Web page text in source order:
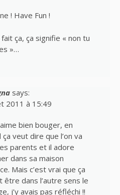
! Have Fun !
ça, ça signifie « non tu
»…
says:
2011 à 15:49
bien bouger, en
ça veut dire que l’on va
parents et il adore
dans sa maison
Mais c’est vrai que ça
être dans l’autre sens le
j’y avais pas réfléchi !!